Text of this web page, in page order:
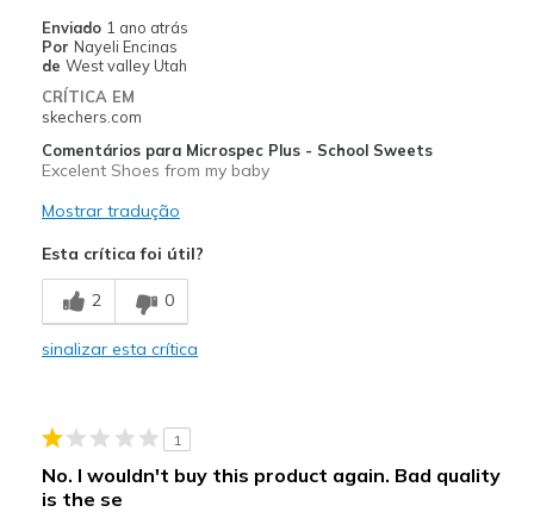
View On Shoes
Enviado 1 ano atrás
Por Nayeli Encinas
de West valley Utah
CRÍTICA EM
skechers.com
Comentários para Microspec Plus - School Sweets
Excelent Shoes from my baby
Mostrar tradução
Esta crítica foi útil?
2 0
sinalizar esta crítica
1
No. I wouldn't buy this product again. Bad quality
is the se